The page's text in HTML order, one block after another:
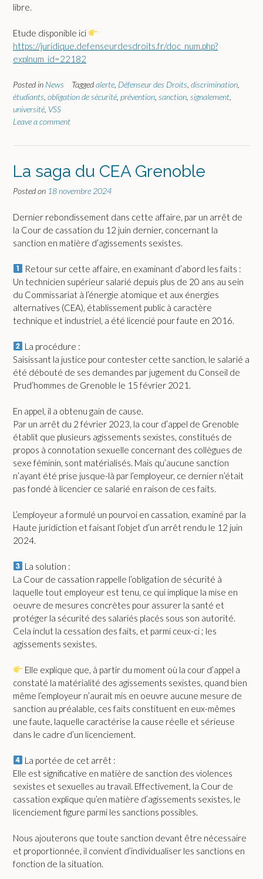
libre.
Etude disponible ici
https://juridique.defenseurdesdroits.fr/doc_num.php?
explnum_id=22182
Posted in News Taggedalerte Défenseur des Droits discrimination
étudiants obligation de sécurité prévention sanction signalement
université VSS
Leave a comment
La saga du CEA Grenoble
Posted on 18 novembre 2024
Dernier rebondissement dans cette affaire, par un arrêt de
la Cour de cassation du 12 juin dernier, concernant la
sanction en matière d’agissements sexistes.
Retour sur cette affaire, en examinant d’abord les faits :
Un technicien supérieur salarié depuis plus de 20 ans au sein
du Commissariat à l’énergie atomique et aux énergies
alternatives (CEA), établissement public à caractère
technique et industriel, a été licencié pour faute en 2016.
La procédure :
Saisissant la justice pour contester cette sanction, le salarié a
été débouté de ses demandes par jugement du Conseil de
Prud’hommes de Grenoble le 15 février 2021.
En appel, il a obtenu gain de cause.
Par un arrêt du 2 février 2023, la cour d’appel de Grenoble
établit que plusieurs agissements sexistes, constitués de
propos à connotation sexuelle concernant des collègues de
sexe féminin, sont matérialisés. Mais qu’aucune sanction
n’ayant été prise jusque-là par l’employeur, ce dernier n’était
pas fondé à licencier ce salarié en raison de ces faits.
L’employeur a formulé un pourvoi en cassation, examiné par la
Haute juridiction et faisant l’objet d’un arrêt rendu le 12 juin
2024.
La solution :
La Cour de cassation rappelle l’obligation de sécurité à
laquelle tout employeur est tenu, ce qui implique la mise en
oeuvre de mesures concrètes pour assurer la santé et
protéger la sécurité des salariés placés sous son autorité.
Cela inclut la cessation des faits, et parmi ceux-ci ; les
agissements sexistes.
Elle explique que, à partir du moment où la cour d’appel a
constaté la matérialité des agissements sexistes, quand bien
même l’employeur n’aurait mis en oeuvre aucune mesure de
sanction au préalable, ces faits constituent en eux-mêmes
une faute, laquelle caractérise la cause réelle et sérieuse
dans le cadre d’un licenciement.
La portée de cet arrêt :
Elle est significative en matière de sanction des violences
sexistes et sexuelles au travail. Effectivement, la Cour de
cassation explique qu’en matière d’agissements sexistes, le
licenciement figure parmi les sanctions possibles.
Nous ajouterons que toute sanction devant être nécessaire
et proportionnée, il convient d’individualiser les sanctions en
fonction de la situation.